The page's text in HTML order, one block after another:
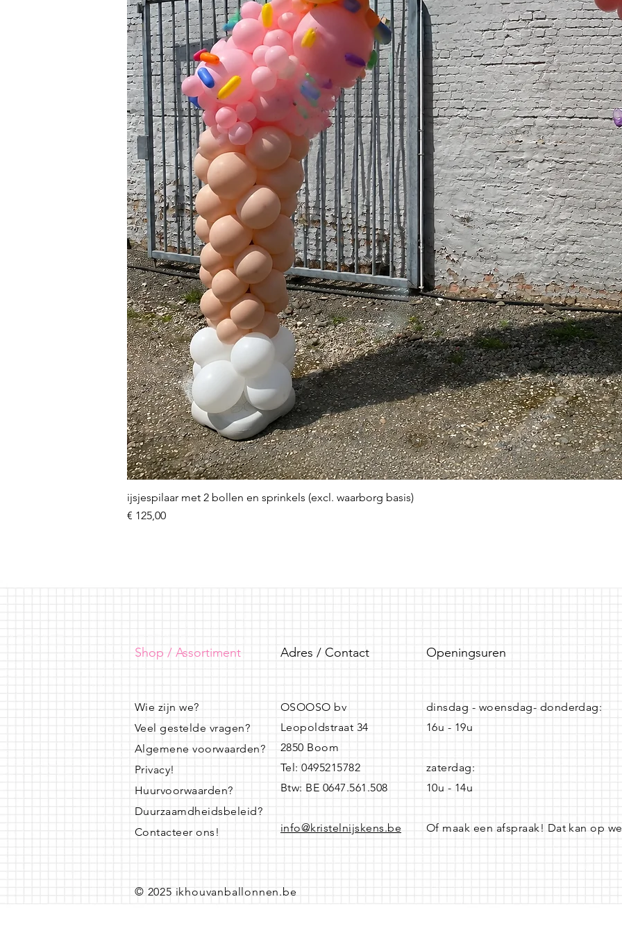
ijsjespilaar met 2 bollen en sprinkels (excl. waarborg basis)
Prijs
€ 125,00
Shop / Assortiment Adres / Contact Openingsuren
Wie zijn we?
Veel gestelde vragen?
Algemene voorwaarden?
Privacy!
Huurvoorwaarden?
Duurzaamdheidsbeleid?
Contacteer ons!
OSOOSO bv
Leopoldstraat 34
2850 Boom
Tel: 0495215782
Btw: BE 0647.561.508
info@kristelnijskens.be
dinsdag - woensdag- donderdag:
16u - 19u
zaterdag:
10u - 14u
Of maak een afspraak! Dat kan op
© 2025 ikhouvanballonnen.be